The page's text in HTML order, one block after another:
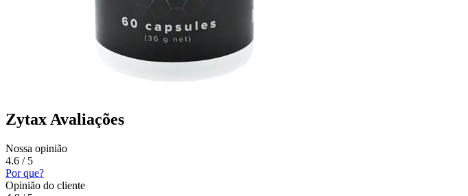
Zytax Avaliações
Nossa opinião
4.6 / 5
Por que?
Opinião do cliente